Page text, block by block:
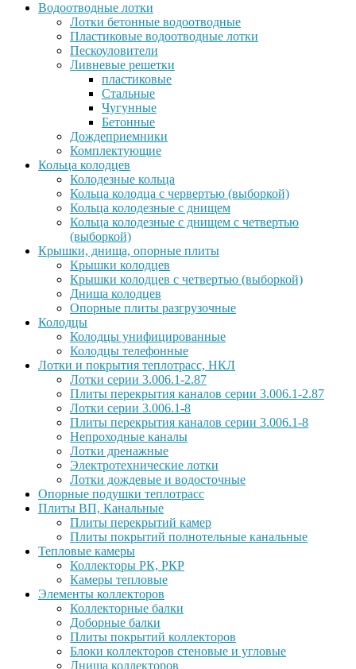
Водоотводные лотки
Лотки бетонные водоотводные
Пластиковые водоотводные лотки
Пескоуловители
Ливневые решетки
пластиковые
Стальные
Чугунные
Бетонные
Дождеприемники
Комплектующие
Кольца колодцев
Колодезные кольца
Кольца колодца с червертью (выборкой)
Кольца колодезные с днищем
Кольца колодезные с днищем с четвертью
(выборкой)
Крышки, днища, опорные плиты
Крышки колодцев
Крышки колодцев с четвертью (выборкой)
Днища колодцев
Опорные плиты разгрузочные
Колодцы
Колодцы унифицированные
Колодцы телефонные
Лотки и покрытия теплотрасс, НКЛ
Лотки серии 3.006.1-2.87
Плиты перекрытия каналов серии 3.006.1-2.87
Лотки серии 3.006.1-8
Плиты перекрытия каналов серии 3.006.1-8
Непроходные каналы
Лотки дренажные
Электротехнические лотки
Лотки дождевые и водосточные
Опорные подушки теплотрасс
Плиты ВП, Канальные
Плиты перекрытий камер
Плиты покрытий полнотельные канальные
Тепловые камеры
Коллекторы РК, РКР
Камеры тепловые
Элементы коллекторов
Коллекторные балки
Доборные балки
Плиты покрытий коллекторов
Блоки коллекторов стеновые и угловые
Днища коллекторов